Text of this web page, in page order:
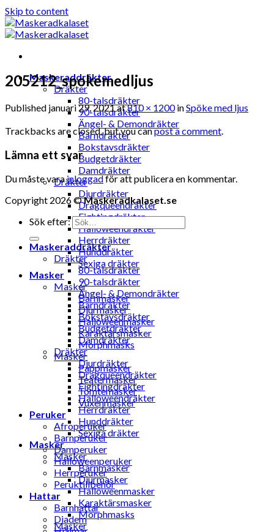
Skip to content
Maskeraddräkter
Dräkter
80-talsdräkter
90-talsdräkter
Ängel- & Demondräkter
Barndräkter
Bokstavsdräkter
Budgetdräkter
Damdräkter
Dräkter
Djurdräkter
Dragqueendräkter
Fightingdräkter
Halloweendräkter
Herrdräkter
Hunddräkter
Sexiga dräkter
Masker
Masker
Barnmasker
Djurmasker
Halloweenmasker
Karaktärsmasker
Morphmasks
Masker
Pappmasker
Teatermasker
Tomtemasker
Vuxenmasker
Peruker
Afroperuker
Barnperuker
Damperuker
Halloweenperuker
Herrperuker
Peruktillbehör
Hattar
Barnhattar
Diadem
205212_spokemedljus
Published januari 29, 2021at810 × 1200inSpöke med ljus
Trackbacks are closed, but you canpost a comment.
Lämna ett svar
Du måste varainloggadför att publicera en kommentar.
Copyright 2026 ©Maskeradkalaset.se
Sök efter:
Maskeraddräkter
Dräkter
80-talsdräkter
90-talsdräkter
Ängel- & Demondräkter
Barndräkter
Bokstavsdräkter
Budgetdräkter
Damdräkter
Dräkter
Djurdräkter
Dragqueendräkter
Fightingdräkter
Halloweendräkter
Herrdräkter
Hunddräkter
Sexiga dräkter
Masker
Masker
Barnmasker
Djurmasker
Halloweenmasker
Karaktärsmasker
Morphmasks
Masker